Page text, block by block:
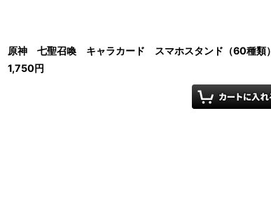
原神 七聖召喚 キャラカード スマホスタンド（60種類）
1,750円